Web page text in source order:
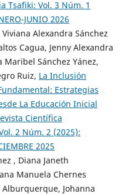
Tsafiki: Vol. 3 Núm. 1
JUNIO 2026
Viviana Alexandra Sánchez
Cagua, Jenny Alexandra
Maribel Sánchez Yánez,
Ruiz, La Inclusión
Estrategias
La Educación Inicial
Científica
2 Núm. 2 (2025):
2025
, Diana Janeth
Manuela Chernes
Johanna